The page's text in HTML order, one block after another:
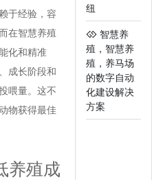
于经验，容
在智慧养殖
化和精准
成长阶段和
喂量。这不
物获得最佳
养殖成
纽
智慧养
殖，智慧养
殖，养马场
的数字自动
化建设解决
方案